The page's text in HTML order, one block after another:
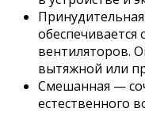
обеспечивается
вентиляторов.
вытяжной или
Смешанная —
естественного